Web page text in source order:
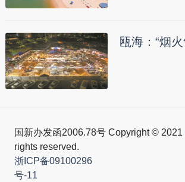
瓯海：“烟
国新办发函2006.78号 Copyright © 2021
rights reserved.
浙ICP备09100296
号-11